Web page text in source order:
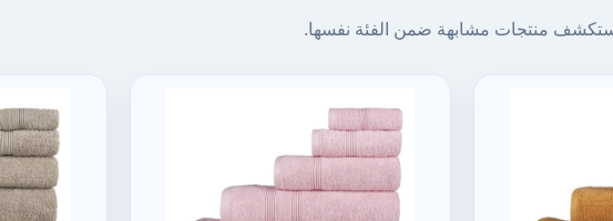
منتجات مشابهة ضمن الفئة نفسها.